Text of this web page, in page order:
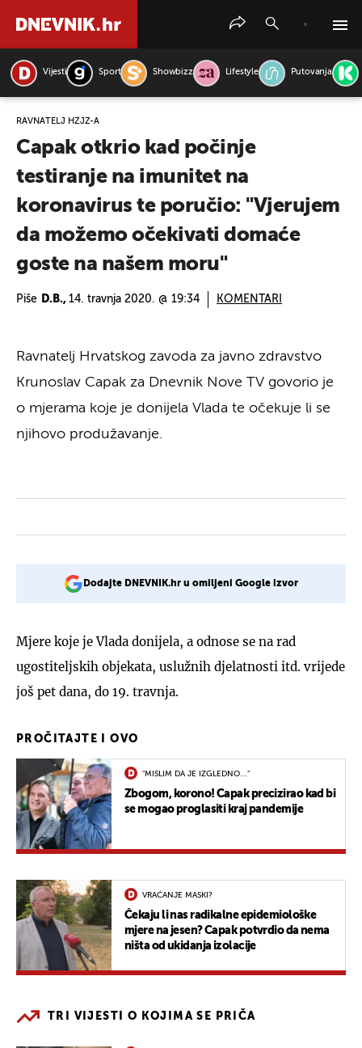
Vijesti Sport Showbizz Lifestyle Putovanja
RAVNATELJ HZJZ-A
Capak otkrio kad počinje
testiranje na imunitet na
koronavirus te poručio: "Vjerujem
da možemo očekivati domaće
goste na našem moru"
Piše D.B., 14. travnja 2020. @ 19:34 KOMENTARI
Ravnatelj Hrvatskog zavoda za javno zdravstvo
Krunoslav Capak za Dnevnik Nove TV govorio je
o mjerama koje je donijela Vlada te očekuje li se
njihovo produžavanje.
Dodajte DNEVNIK.hr u omiljeni Google izvor
Mjere koje je Vlada donijela, a odnose se na rad
ugostiteljskih objekata, uslužnih djelatnosti itd. vrijede
još pet dana, do 19. travnja.
PROČITAJTE I OVO
"MISLIM DA JE IZGLEDNO..."
Zbogom, korono! Capak precizirao kad bi
se mogao proglasiti kraj pandemije
VRAĆANJE MASKI?
Čekaju li nas radikalne epidemiološke
mjere na jesen? Capak potvrdio da nema
ništa od ukidanja izolacije
TRI VIJESTI O KOJIMA SE PRIČA
PRETRAŽITE VIJESTI